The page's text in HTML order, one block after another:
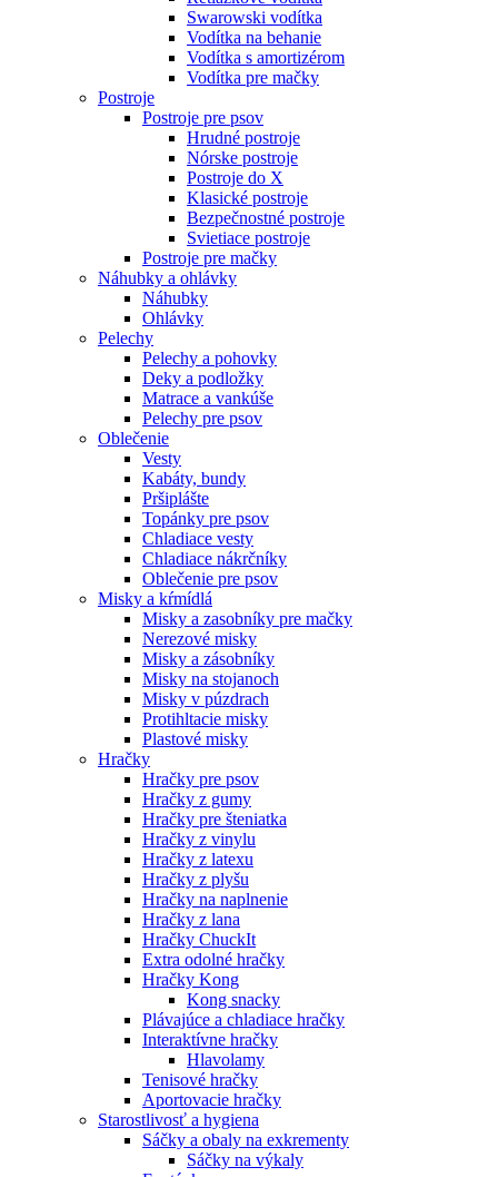
Swarowski vodítka
Vodítka na behanie
Vodítka s amortizérom
Vodítka pre mačky
Postroje
Postroje pre psov
Hrudné postroje
Nórske postroje
Postroje do X
Klasické postroje
Bezpečnostné postroje
Svietiace postroje
Postroje pre mačky
Náhubky a ohlávky
Náhubky
Ohlávky
Pelechy
Pelechy a pohovky
Deky a podložky
Matrace a vankúše
Pelechy pre psov
Oblečenie
Vesty
Kabáty, bundy
Pršiplášte
Topánky pre psov
Chladiace vesty
Chladiace nákrčníky
Oblečenie pre psov
Misky a kŕmídlá
Misky a zasobníky pre mačky
Nerezové misky
Misky a zásobníky
Misky na stojanoch
Misky v púzdrach
Protihltacie misky
Plastové misky
Hračky
Hračky pre psov
Hračky z gumy
Hračky pre šteniatka
Hračky z vinylu
Hračky z latexu
Hračky z plyšu
Hračky na naplnenie
Hračky z lana
Hračky ChuckIt
Extra odolné hračky
Hračky Kong
Kong snacky
Plávajúce a chladiace hračky
Interaktívne hračky
Hlavolamy
Tenisové hračky
Aportovacie hračky
Starostlivosť a hygiena
Sáčky a obaly na exkrementy
Sáčky na výkaly